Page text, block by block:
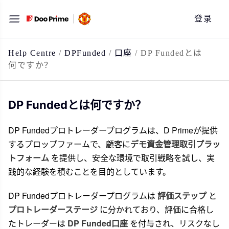
至
内
容
登录
Help Centre / DPFunded / 口座 / DP Fundedとは
何ですか？
DP Fundedとは何ですか？
DP Fundedプロトレーダープログラムは、D Primeが提供
するプロップファームで、顧客にデモ資金管理取引プラッ
トフォーム を提供し、安全な環境で取引戦略を試し、実
践的な経験を積むことを目的としています。
DP Fundedプロトレーダープログラムは 評価ステップと
プロトレーダーステージ に分かれており、評価に合格し
たトレーダーは DP Funded口座 を付与され、リスクなし